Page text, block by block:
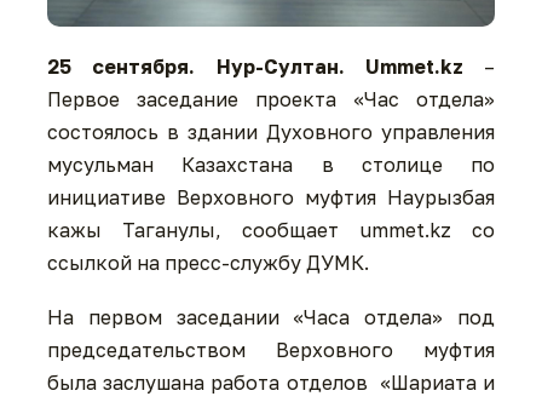
25 сентября. Нур-Султан. Ummet.kz –
Первое заседание проекта «Час отдела»
состоялось в здании Духовного управления
мусульман Казахстана в столице по
инициативе Верховного муфтия Наурызбая
кажы Таганулы, сообщает ummet.kz со
ссылкой на пресс-службу ДУМК.
На первом заседании «Часа отдела» под
председательством Верховного муфтия
была заслушана работа отделов «Шариата и